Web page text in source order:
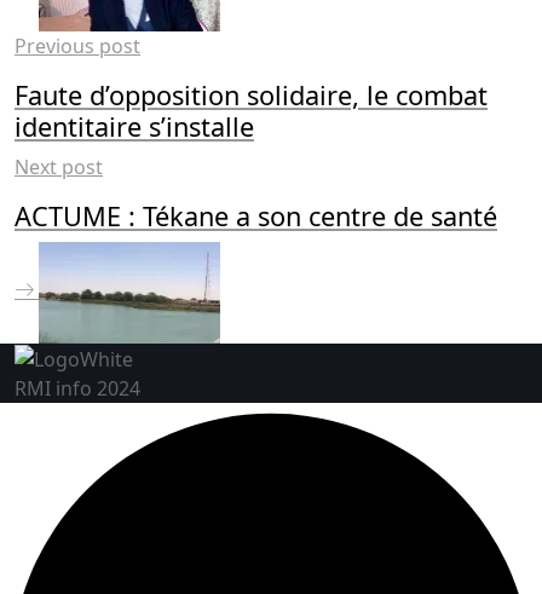
Previous post
Faute d’opposition solidaire, le combat
identitaire s’installe
Next post
ACTUME : Tékane a son centre de santé
RMI info 2024